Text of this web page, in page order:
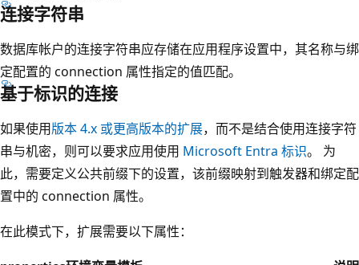
连接字符串
数据库帐户的连接字符串应存储在应用程序设置中，其名称与绑
定配置的 connection 属性指定的值匹配。
基于标识的连接
如果使用版本 4.x 或更高版本的扩展，而不是结合使用连接字符
串与机密，则可以要求应用使用 Microsoft Entra 标识。 为
此，需要定义公共前缀下的设置，该前缀映射到触发器和绑定配
置中的 connection 属性。
在此模式下，扩展需要以下属性：